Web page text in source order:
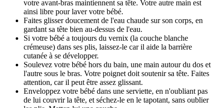
votre avant-bras maintiennent sa tête. Votre autre main est
ainsi libre pour laver votre bébé.
Faites glisser doucement de l'eau chaude sur son corps, en
gardant sa tête bien au-dessus de l'eau.
Si votre bébé a toujours du vernix (la couche blanche
crémeuse) dans ses plis, laissez-le car il aide la barrière
cutanée à se développer.
Soulevez votre bébé hors du bain, une main autour du dos et
l'autre sous le bras. Votre poignet doit soutenir sa tête. Faites
attention, car il peut être assez glissant.
Enveloppez votre bébé dans une serviette, en n'oubliant pas
de lui couvrir la tête, et séchez-le en le tapotant, sans oublier